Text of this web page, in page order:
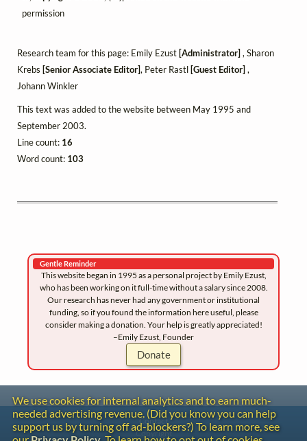
permission
Research team for this page: Emily Ezust [Administrator] , Sharon
Krebs [Senior Associate Editor], Peter Rastl [Guest Editor] ,
Johann Winkler
This text was added to the website between May 1995 and
September 2003.
Line count: 16
Word count: 103
Gentle Reminder
This website began in 1995 as a personal project by Emily Ezust,
who has been working on it full-time without a salary since 2008.
Our research has never had any government or institutional
funding, so if you found the information here useful, please
consider making a donation. Your help is greatly appreciated!
–Emily Ezust, Founder
Donate
We use cookies for internal analytics and to earn much-
needed advertising revenue. (Did you know you can help
support us by turning off ad-blockers?) To learn more, see
Contact
Copyright